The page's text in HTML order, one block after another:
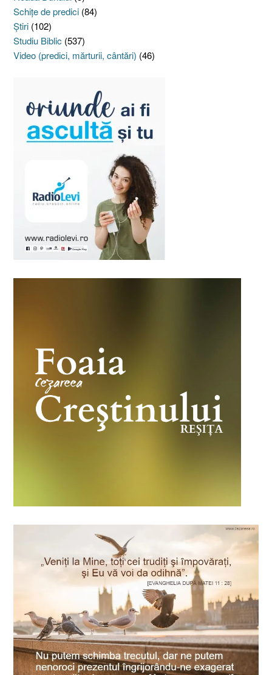
Schiţe de predici (84)
Ştiri (102)
Studiu Biblic (537)
Video (predici, mărturii, cântări) (46)